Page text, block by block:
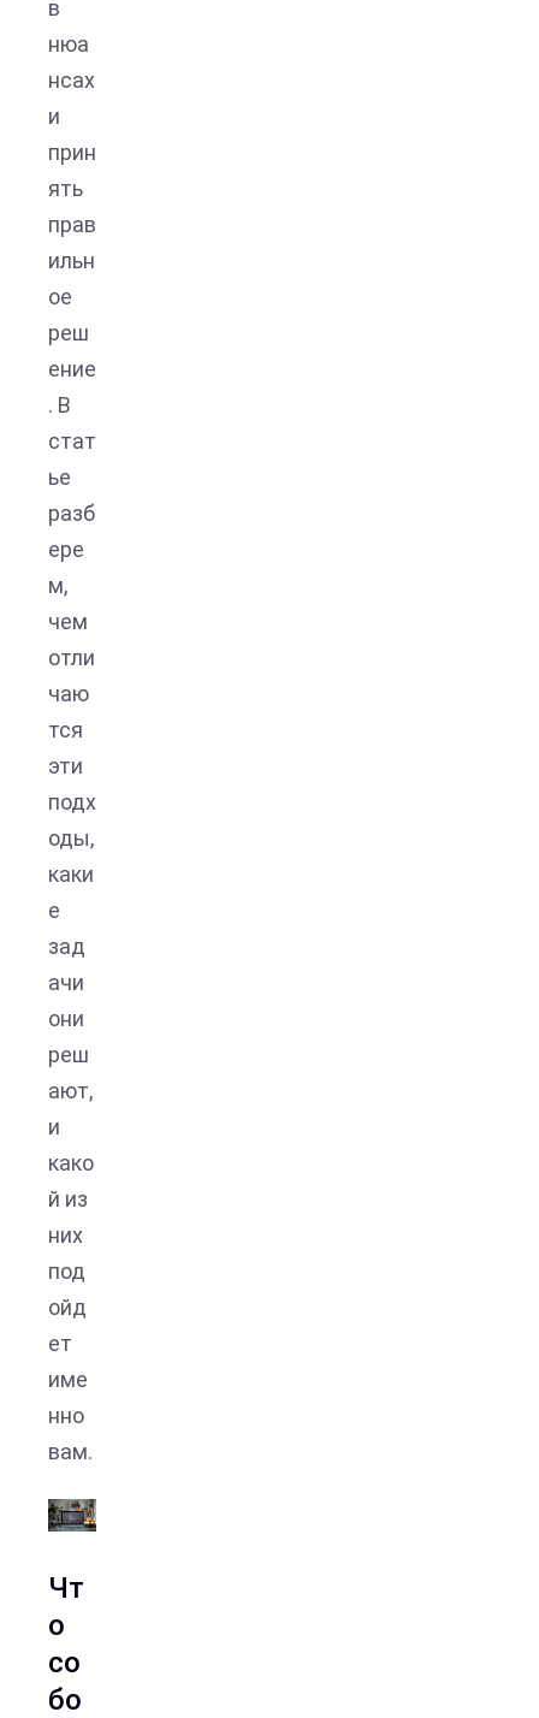
в
нюа
нсах
и
прин
ять
прав
ильн
ое
реш
ение
. В
стат
ье
разб
ере
м,
чем
отли
чаю
тся
эти
подх
оды,
каки
е
зад
ачи
они
реш
ают,
и
како
й из
них
под
ойд
ет
име
нно
вам.
Чт
о
со
бо